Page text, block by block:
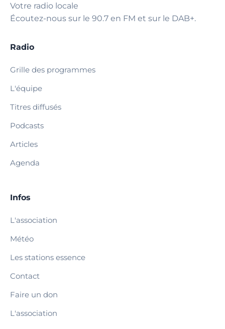
Votre radio locale
Écoutez-nous sur le 90.7 en FM et sur le DAB+.
Radio
Grille des programmes
L'équipe
Titres diffusés
Podcasts
Articles
Agenda
Infos
L'association
Météo
Les stations essence
Contact
Faire un don
L'association